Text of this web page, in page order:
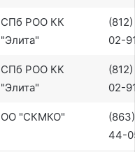
СПб РОО КК
"Элита"
02-
СПб РОО КК
"Элита"
02-
ОО "СКМКО"
44-